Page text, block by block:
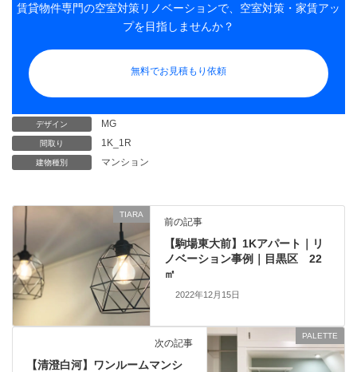
賃貸物件専門の空室対策リノベーションで、空室対策・家賃アッ
プを目指しませんか？
無料でお見積もり依頼
デザイン MG
間取り 1K_1R
建物種別 マンション
TIARA
前の記事
【駒場東大前】1Kアパート｜リ
ノベーション事例｜目黒区 22
㎡
2022年12月15日
PALETTE
次の記事
【清澄白河】ワンルームマンシ